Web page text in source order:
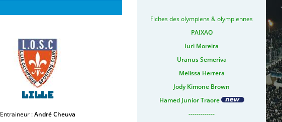
Lille
Entraineur :André Cheuva
Fiches des olympiens & olympiennes
PAIXAO
Iuri Moreira
Uranus Semeriva
Melissa Herrera
Jody Kimone Brown
Hamed Junior Traore
-------------